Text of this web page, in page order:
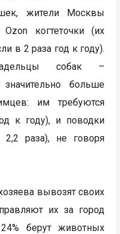
жители Москвы
когтеточки (их
в 2 раза год к году).
собак –
значительно больше
им требуются
к году), и поводки
раза), не говоря
вывозят своих
их за город
берут животных